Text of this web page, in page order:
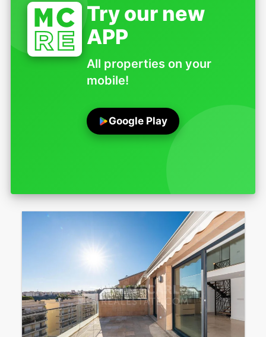
Try our new
APP
All properties on your
mobile!
Google Play